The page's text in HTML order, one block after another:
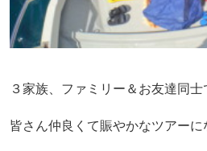
３家族、ファミリー＆お友達同
皆さん仲良くて賑やかなツアーに